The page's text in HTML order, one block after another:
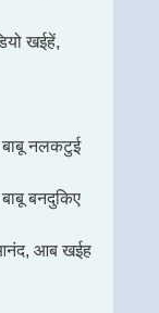
खईहें,
बाबू नलकटुई
बनदुकिए
आनंद, आब खईह